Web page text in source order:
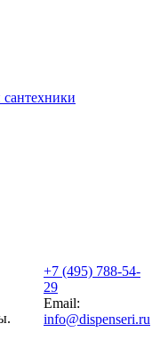
+7 (495) 788-54-
29
Email:
info@dispenseri.ru